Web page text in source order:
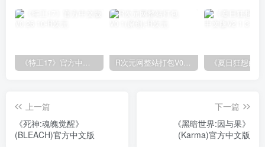
上一篇
《死神:魂魄觉醒》
(BLEACH)官方中文版
下一篇
《黑暗世界:因与果》
(Karma)官方中文版